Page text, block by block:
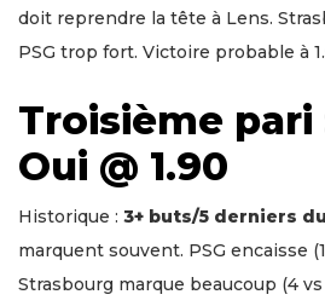
doit reprendre la tête à Lens.
PSG trop fort. Victoire probable à
Troisième pari
Oui @ 1.90
Historique : 3+ buts/5 derniers
marquent souvent. PSG encaisse
Strasbourg marque beaucoup (4 vs